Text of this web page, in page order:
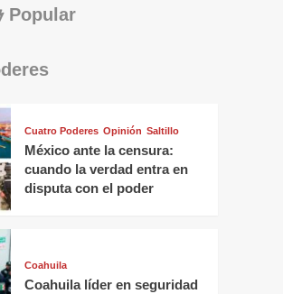
Popular
Cuatro Poderes Opinión Saltillo
México ante la censura:
cuando la verdad entra en
disputa con el poder
Coahuila
Coahuila líder en seguridad